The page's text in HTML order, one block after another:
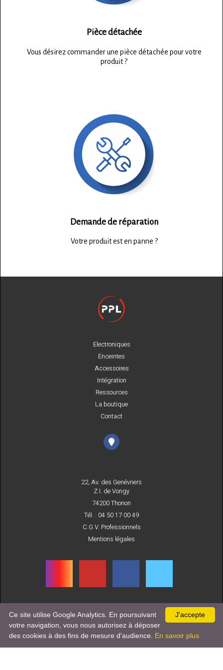
Pièce détachée
Vous désirez commander une pièce détachée pour votre
produit ?
Demande de réparation
Votre produit est en panne ?
Electroniques
Enceintes
Accessoires
Intégration
Ressources
La boutique
Contact
22, Av. des Genévriers
Z.I. de Vongy
74200 Thonon
Tél. : 04 50 17 00 49
C.G.V. Professionnels
Mentions légales
INSCRIVEZ-VOUS
À NOTRE NEWSLETTER
J'accepte
Ce site utilise Google Analytics. En poursuivant
votre navigation, vous nous autorisez à déposer
des cookies à des fins de mesure d'audience. En savoir plus